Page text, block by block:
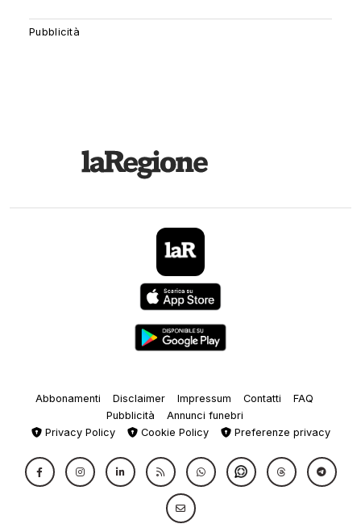
Abbonamenti Disclaimer Impressum Contatti
FAQ
Pubblicità
Annunci funebri
Privacy Policy
Cookie Policy Preferenze privacy